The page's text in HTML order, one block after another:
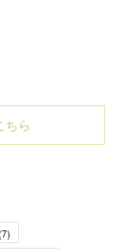
ちら
(7)